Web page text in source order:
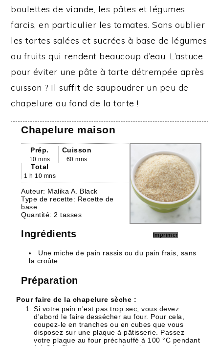
boulettes de viande, les pâtes et légumes
farcis, en particulier les tomates. Sans oublier
les tartes salées et sucrées à base de légumes
ou fruits qui rendent beaucoup d’eau. L’astuce
pour éviter une pâte à tarte détrempée après
cuisson ? Il suffit de saupoudrer un peu de
chapelure au fond de la tarte !
Chapelure maison
Imprimer
Prép.
10 mns
Cuisson
60 mns
Total
1 h 10 mns
Auteur: Malika A. Black
Type de recette: Recette de
base
Quantité: 2 tasses
Ingrédients
Une miche de pain rassis ou du pain frais, sans
la croûte
Préparation
Pour faire de la chapelure sèche :
Si votre pain n'est pas trop sec, vous devez
d'abord le faire dessécher au four. Pour cela,
coupez-le en tranches ou en cubes que vous
disposez sur une plaque à pâtisserie. Passez
votre plaque au four préchauffé à 100 °C pendant